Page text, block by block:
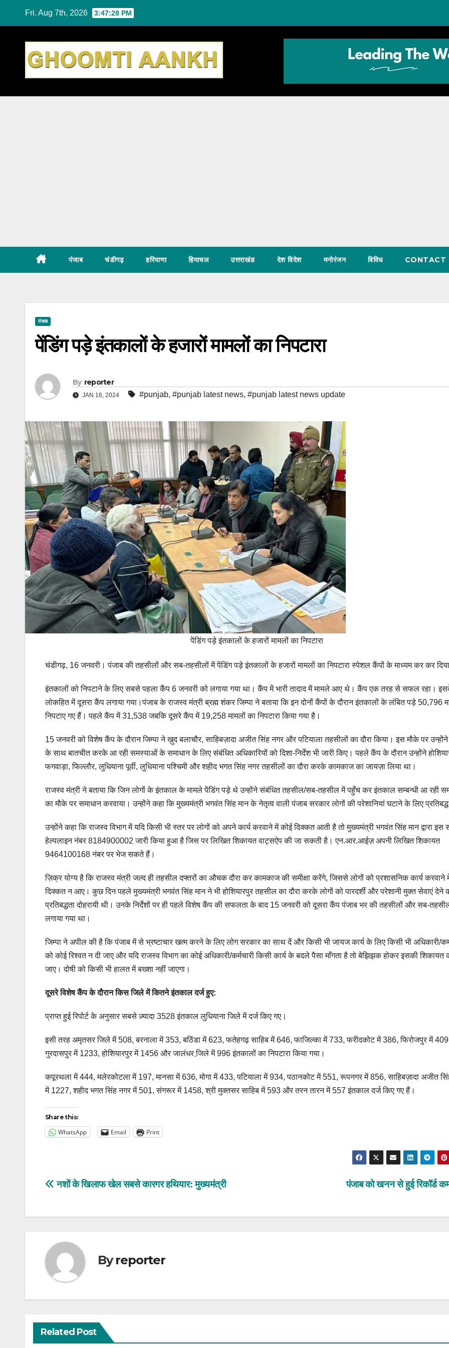
Fri. Aug 7th, 2026 3:47:30 PM
पंजाब चंडीगढ़ हरियाणा हिमाचल उत्तराखंड देश विदेश मनोरंजन विविध CONTACT
पंजाब
पेंडिंग पड़े इंतकालों के हजारों मामलों का निपटारा
By reporter
JAN 16, 2024 #punjab, #punjab latest news, #punjab latest news update
पेंडिंग पड़े इंतकालों के हजारों मामलों का निपटारा
चंडीगढ़, 16 जनवरी। पंजाब की तहसीलों और सब-तहसीलों में पेंडिंग पड़े इंतकालों के हजारों मामलों का निपटारा स्पेशल कैंपों के माध्यम कर कर
इंतकालों को निपटाने के लिए सबसे पहला कैंप 6 जनवरी को लगाया गया था। कैंप में भारी तादाद में मामले आए थे। कैंप एक तरह से सफल रहा।
लोकहित में दूसरा कैंप लगाया गया।पंजाब के राजस्व मंत्री ब्रह्म शंकर जिम्पा ने बताया कि इन दोनों कैंपों के दौरान इंतकालों के लंबित पड़े 50,796
निपटाए गए हैं। पहले कैंप में 31,538 जबकि दूसरे कैंप में 19,258 मामलों का निपटारा किया गया है।
15 जनवरी को विशेष कैंप के दौरान जिम्पा ने ख़ुद बलाचौर, साहिबज़ादा अजीत सिंह नगर और पटियाला तहसीलों का दौरा किया। इस मौके पर उन्होंने
के साथ बातचीत करके आ रही समस्याओं के समाधान के लिए संबंधित अधिकारियों को दिशा-निर्देश भी जारी किए। पहले कैंप के दौरान उन्होंने
फगवाड़ा, फिल्लौर, लुधियाना पूर्वी, लुधियाना पश्चिमी और शहीद भगत सिंह नगर तहसीलों का दौरा करके कामकाज का जायज़ा लिया था।
राजस्व मंत्री ने बताया कि जिन लोगों के इंतकाल के मामले पेंडिंग पड़े थे उन्होंने संबंधित तहसील/सब-तहसील में पहुँच कर इंतकाल सम्बन्धी आ रही
का मौके पर समाधान करवाया। उन्होंने कहा कि मुख्यमंत्री भगवंत सिंह मान के नेतृत्व वाली पंजाब सरकार लोगों की परेशानियां घटाने के लिए
उन्होंने कहा कि राजस्व विभाग में यदि किसी भी स्तर पर लोगों को अपने कार्य करवाने में कोई दिक्कत आती है तो मुख्यमंत्री भगवंत सिंह मान द्वारा इस
हेल्पलाइन नंबर 8184900002 जारी किया हुआ है जिस पर लिखित शिकायत वाट्सऐप की जा सकती है। एन.आर.आईज़ अपनी लिखित शिकायत
9464100168 नंबर पर भेज सकते हैं।
ज़िक्र योग्य है कि राजस्व मंत्री जल्द ही तहसील दफ्तरों का औचक दौरा कर कामकाज की समीक्षा करेंगे, जिससे लोगों को प्रशासनिक कार्य करवाने
दिक्कत न आए। कुछ दिन पहले मुख्यमंत्री भगवंत सिंह मान ने भी होशियारपुर तहसील का दौरा करके लोगों को पारदर्शी और परेशानी मुक्त सेवाएं देने
प्रतिबद्धता दोहरायी थी। उनके निर्देशों पर ही पहले विशेष कैंप की सफलता के बाद 15 जनवरी को दूसरा कैंप पंजाब भर की तहसीलों और सब-
लगाया गया था।
जिम्पा ने अपील की है कि पंजाब में से भ्रष्टाचार खत्म करने के लिए लोग सरकार का साथ दें और किसी भी जायज कार्य के लिए किसी भी अधिकारी/
को कोई रिश्वत न दी जाए और यदि राजस्व विभाग का कोई अधिकारी/कर्मचारी किसी कार्य के बदले पैसा माँगता है तो बेझिझक होकर इसकी शिकायत
जाए। दोषी को किसी भी हालत में बख्शा नहीं जाएगा।
दूसरे विशेष कैंप के दौरान किस जिले में कितने इंतकाल दर्ज हुए:
प्राप्त हुई रिपोर्ट के अनुसार सबसे ज़्यादा 3528 इंतकाल लुधियाना जिले में दर्ज किए गए।
इसी तरह अमृतसर जिले में 508, बरनाला में 353, बठिंडा में 623, फतेहगढ़ साहिब में 646, फाजिल्का में 733, फरीदकोट में 386, फिरोजपुर में
गुरदासपुर में 1233, होशियारपुर में 1456 और जालंधर जि़ले में 996 इंतकालों का निपटारा किया गया।
कपूरथला में 444, मलेरकोटला में 197, मानसा में 636, मोगा में 433, पटियाला में 934, पठानकोट में 551, रूपनगर में 856, साहिबज़ादा अजीत
में 1227, शहीद भगत सिंह नगर में 501, संगरूर में 1458, श्री मुक्तसर साहिब में 593 और तरन तारन में 557 इंतकाल दर्ज किए गए हैं।
Share this:
WhatsApp Email Print
Post
पंजाब को खनन से हुई रिकॉर्ड
नशों के खिलाफ खेल सबसे कारगर हथियार: मुख्यमंत्री
Byreporter
Related Post